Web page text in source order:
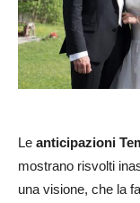
Le anticipazioni
mostrano risvolti
una visione, che la